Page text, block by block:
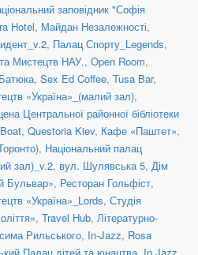
заповідник "Софія
Hotel, Майдан Незалежності,
, Палац Спорту_Legends,
Мистецтв НАУ., Open Room,
, Sex Ed Coffee, Tusa Bar,
«Україна»_(малий зал),
Центральної районної бібліотеки
, Questoria Kiev, Кафе «Паштет»,
, Національний палац
зал)_v.2, вул. Шулявська 5, Дім
Бульвар», Ресторан Гольфіст,
«Україна»_Lords, Студія
, Travel Hub, Літературно-
Рильського, In-Jazz, Rosa